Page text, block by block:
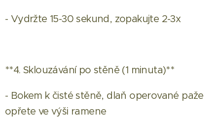
- Vydržte 15-30 sekund, zopakujte 2-3x
**4. Sklouzávání po stěně (1 minuta)**
- Bokem k čisté stěně, dlaň operované paže
opřete ve výši ramene